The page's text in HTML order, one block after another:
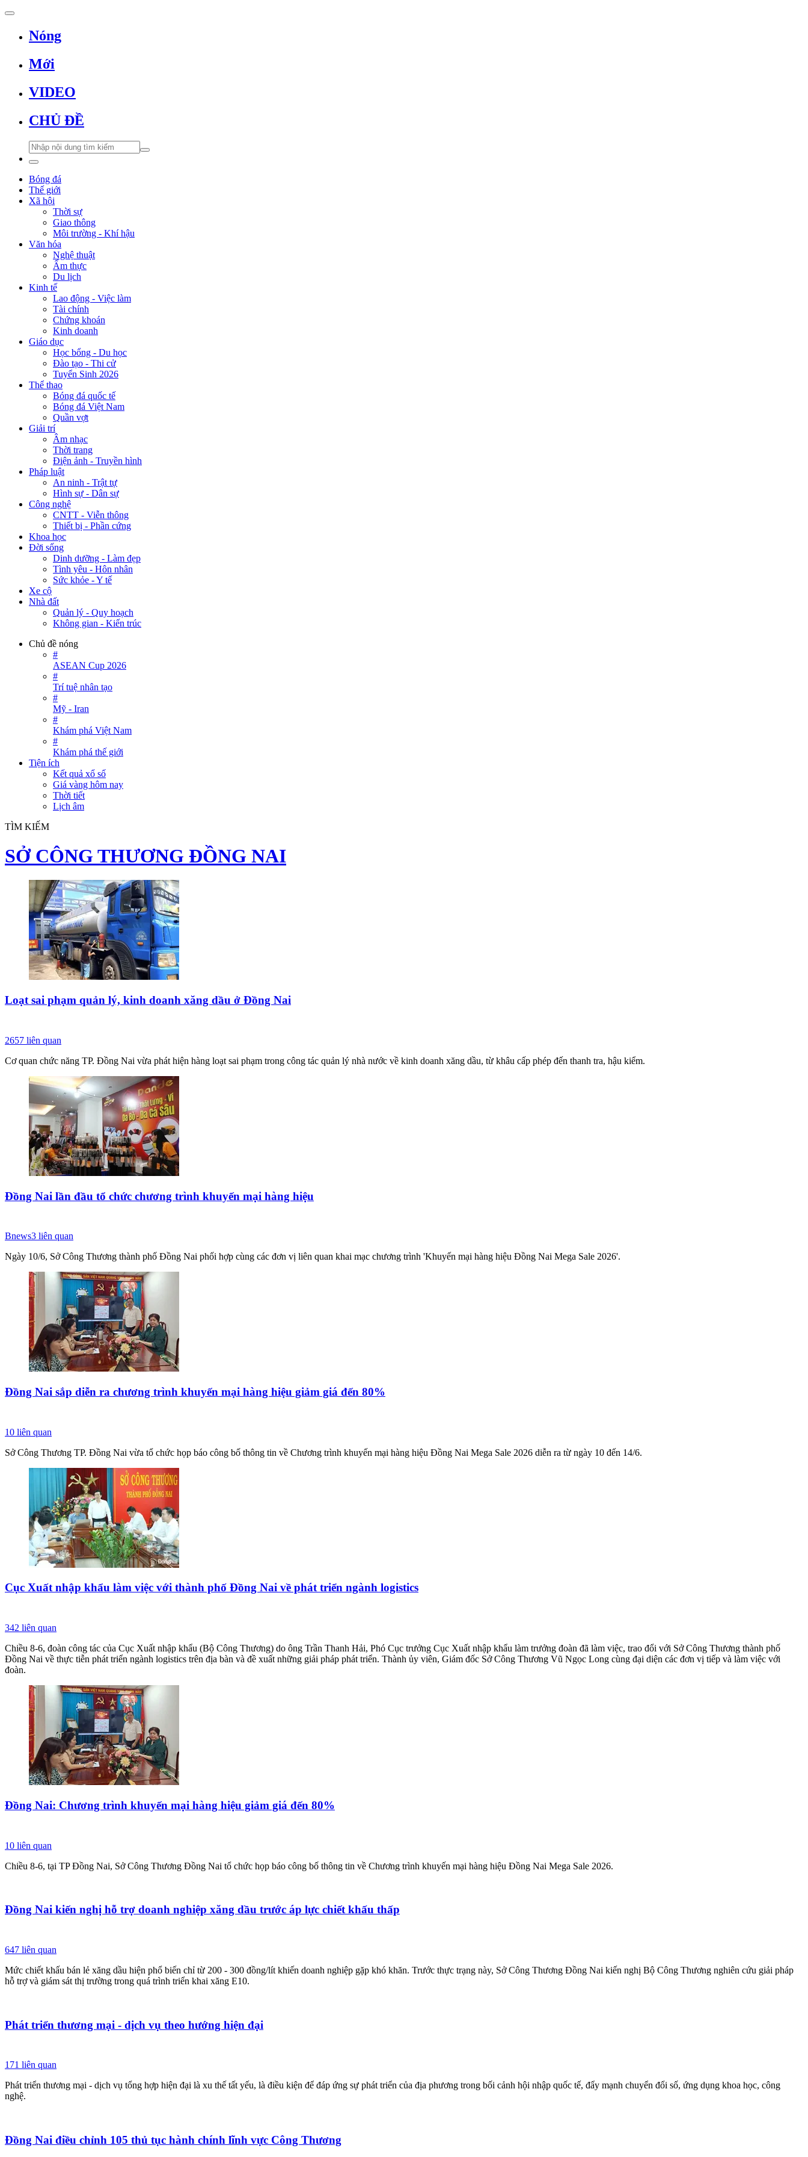
Nóng
Mới
VIDEO
CHỦ ĐỀ
Bóng đá
Thế giới
Xã hội
Thời sự
Giao thông
Môi trường - Khí hậu
Văn hóa
Nghệ thuật
Ẩm thực
Du lịch
Kinh tế
Lao động - Việc làm
Tài chính
Chứng khoán
Kinh doanh
Giáo dục
Học bổng - Du học
Đào tạo - Thi cử
Tuyển Sinh 2026
Thể thao
Bóng đá quốc tế
Bóng đá Việt Nam
Quần vợt
Giải trí
Âm nhạc
Thời trang
Điện ảnh - Truyền hình
Pháp luật
An ninh - Trật tự
Hình sự - Dân sự
Công nghệ
CNTT - Viễn thông
Thiết bị - Phần cứng
Khoa học
Đời sống
Dinh dưỡng - Làm đẹp
Tình yêu - Hôn nhân
Sức khỏe - Y tế
Xe cộ
Nhà đất
Quản lý - Quy hoạch
Không gian - Kiến trúc
Chủ đề nóng
#
ASEAN Cup 2026
#
Trí tuệ nhân tạo
#
Mỹ - Iran
#
Khám phá Việt Nam
#
Khám phá thế giới
Tiện ích
Kết quả xổ số
Giá vàng hôm nay
Thời tiết
Lịch âm
TÌM KIẾM
SỞ CÔNG THƯƠNG ĐỒNG NAI
Loạt sai phạm quản lý, kinh doanh xăng dầu ở Đồng Nai
2657 liên quan
Cơ quan chức năng TP. Đồng Nai vừa phát hiện hàng loạt sai phạm trong công tác quản lý nhà nước về kinh doanh xăng dầu, từ khâu cấp phép đến thanh tra, hậu kiểm.
Đồng Nai lần đầu tổ chức chương trình khuyến mại hàng hiệu
Bnews3 liên quan
Ngày 10/6, Sở Công Thương thành phố Đồng Nai phối hợp cùng các đơn vị liên quan khai mạc chương trình 'Khuyến mại hàng hiệu Đồng Nai Mega Sale 2026'.
Đồng Nai sắp diễn ra chương trình khuyến mại hàng hiệu giảm giá đến 80%
10 liên quan
Sở Công Thương TP. Đồng Nai vừa tổ chức họp báo công bố thông tin về Chương trình khuyến mại hàng hiệu Đồng Nai Mega Sale 2026 diễn ra từ ngày 10 đến 14/6.
Cục Xuất nhập khẩu làm việc với thành phố Đồng Nai về phát triển ngành logistics
342 liên quan
Chiều 8-6, đoàn công tác của Cục Xuất nhập khẩu (Bộ Công Thương) do ông Trần Thanh Hải, Phó Cục trưởng Cục Xuất nhập khẩu làm trưởng đoàn đã làm việc, trao đổi với Sở Công Thương thành phố
Đồng Nai về thực tiễn phát triển ngành logistics trên địa bàn và đề xuất những giải pháp phát triển. Thành ủy viên, Giám đốc Sở Công Thương Vũ Ngọc Long cùng đại diện các đơn vị tiếp và làm việc với
đoàn.
Đồng Nai: Chương trình khuyến mại hàng hiệu giảm giá đến 80%
10 liên quan
Chiều 8-6, tại TP Đồng Nai, Sở Công Thương Đồng Nai tổ chức họp báo công bố thông tin về Chương trình khuyến mại hàng hiệu Đồng Nai Mega Sale 2026.
Đồng Nai kiến nghị hỗ trợ doanh nghiệp xăng dầu trước áp lực chiết khấu thấp
647 liên quan
Mức chiết khấu bán lẻ xăng dầu hiện phổ biến chỉ từ 200 - 300 đồng/lít khiến doanh nghiệp gặp khó khăn. Trước thực trạng này, Sở Công Thương Đồng Nai kiến nghị Bộ Công Thương nghiên cứu giải pháp
hỗ trợ và giám sát thị trường trong quá trình triển khai xăng E10.
Phát triển thương mại - dịch vụ theo hướng hiện đại
171 liên quan
Phát triển thương mại - dịch vụ tổng hợp hiện đại là xu thế tất yếu, là điều kiện để đáp ứng sự phát triển của địa phương trong bối cảnh hội nhập quốc tế, đẩy mạnh chuyển đổi số, ứng dụng khoa học, công
nghệ.
Đồng Nai điều chỉnh 105 thủ tục hành chính lĩnh vực Công Thương